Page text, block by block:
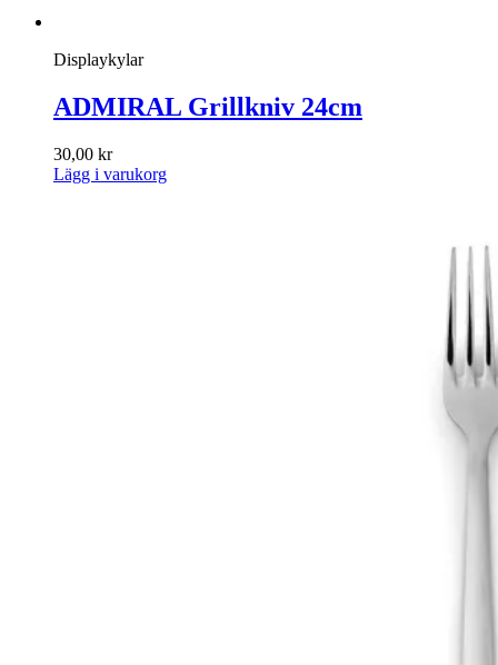
Displaykylar
ADMIRAL Grillkniv 24cm
30,00 kr
Lägg i varukorg